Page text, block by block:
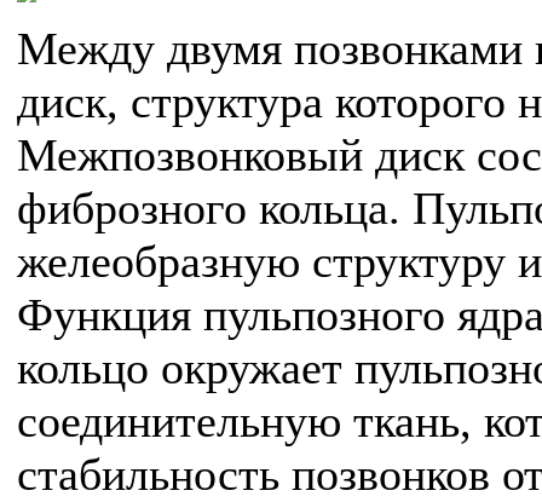
Между двумя позвонками
диск, структура
Межпозвонковый диск
фиброзного кольца.
желеобразную структуру
Функция пульпозного
кольцо окружает
соединительную ткань,
стабильность позвонков